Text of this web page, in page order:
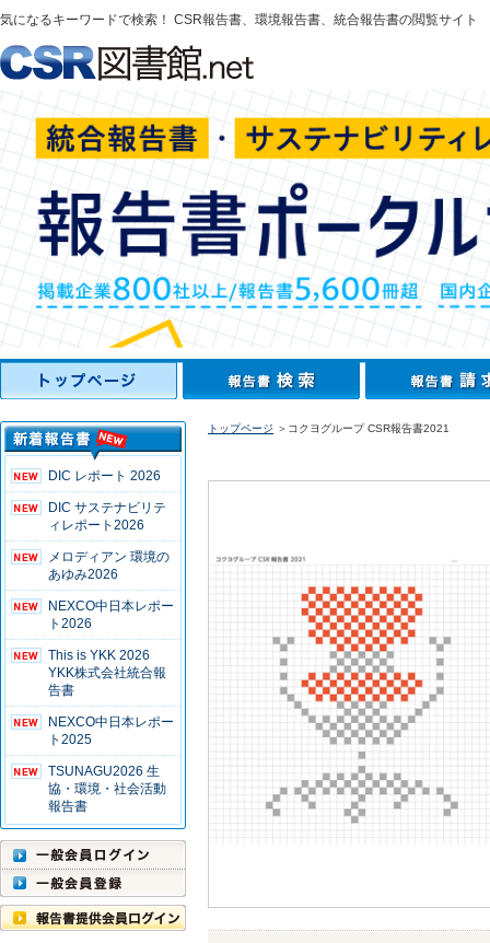
気になるキーワードで検索！ CSR報告書、環境報告書、統合報告書の閲覧サイト
DIC レポート 2026
DIC サステナビリテ
ィレポート2026
メロディアン 環境の
あゆみ2026
NEXCO中日本レポー
ト2026
This is YKK 2026
YKK株式会社統合報
告書
NEXCO中日本レポー
ト2025
TSUNAGU2026 生
協・環境・社会活動
報告書
トップページ ＞コクヨグループ CSR報告書2021